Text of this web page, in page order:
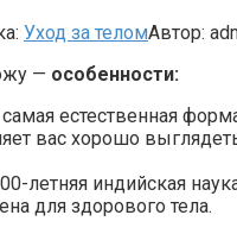
Уход за теломАвтор:
— особенности:
естественная
вас хорошо
летняя индийская
для здорового тела.